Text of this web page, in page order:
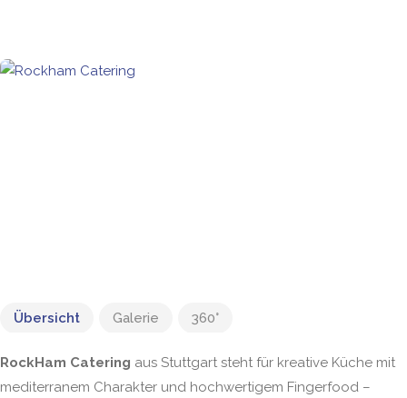
Übersicht Galerie 360°
RockHam Catering aus Stuttgart steht für kreative Küche mit
mediterranem Charakter und hochwertigem Fingerfood –